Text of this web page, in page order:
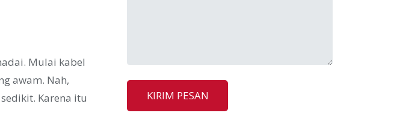
Mulai kabel
awam. Nah,
Karena itu